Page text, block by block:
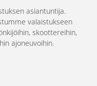
asiantuntija.
valaistukseen
skoottereihin,
ajoneuvoihin.